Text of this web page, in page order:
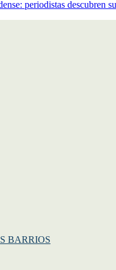
periodistas descubren
BARRIOS